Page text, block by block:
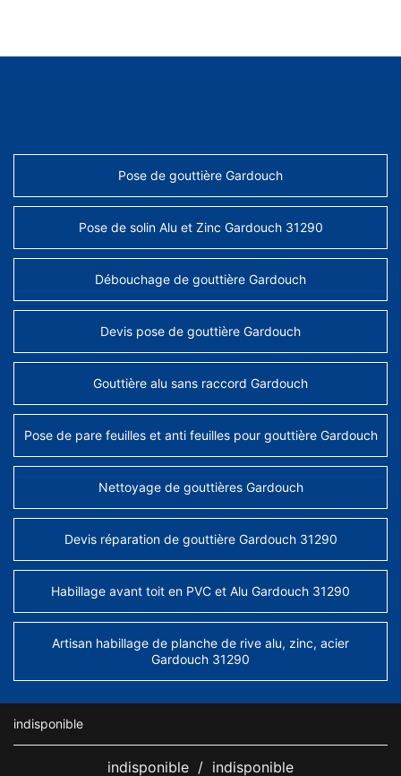
Pose de gouttière Gardouch
Pose de solin Alu et Zinc Gardouch 31290
Débouchage de gouttière Gardouch
Devis pose de gouttière Gardouch
Gouttière alu sans raccord Gardouch
Pose de pare feuilles et anti feuilles pour gouttière Gardouch
Nettoyage de gouttières Gardouch
Devis réparation de gouttière Gardouch 31290
Habillage avant toit en PVC et Alu Gardouch 31290
Artisan habillage de planche de rive alu, zinc, acier
Gardouch 31290
indisponible
indisponible / indisponible